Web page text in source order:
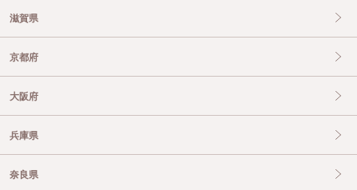
滋賀県
京都府
大阪府
兵庫県
奈良県